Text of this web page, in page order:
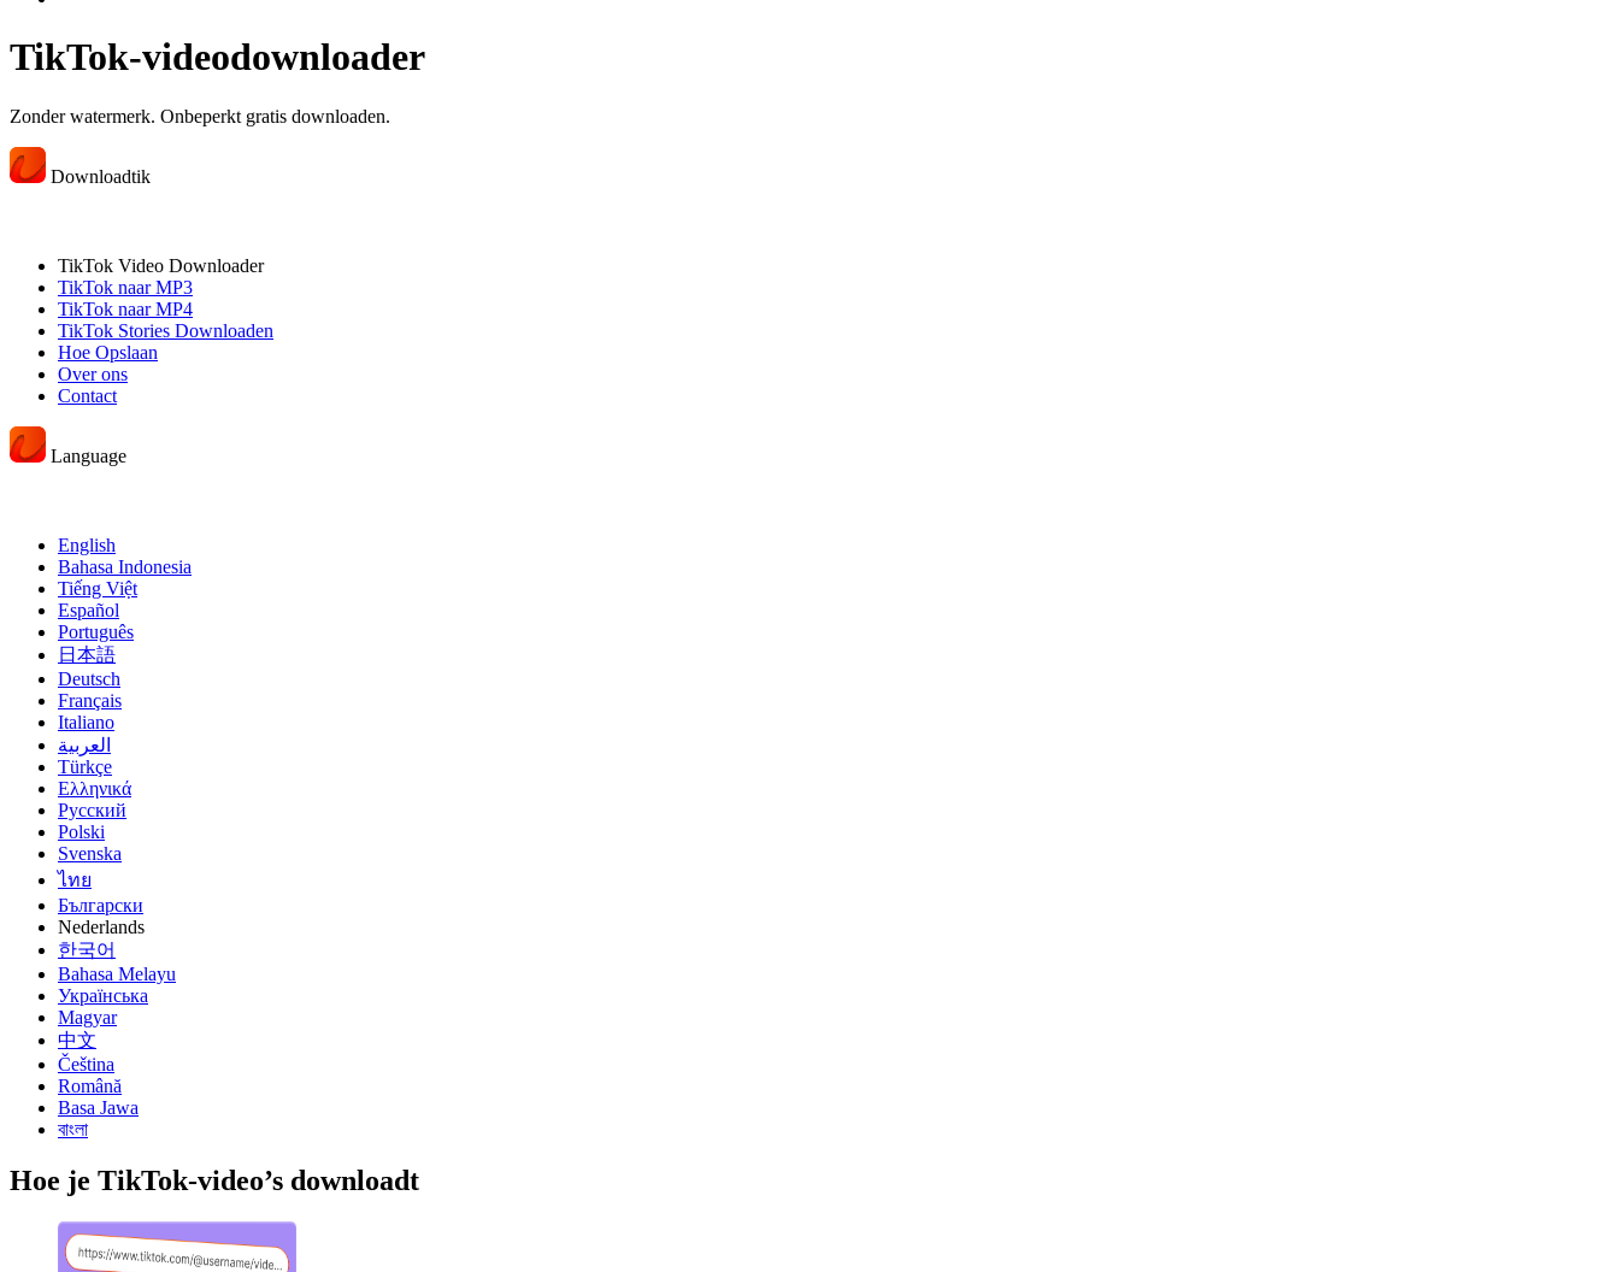
TikTok-videodownloader
Zonder watermerk. Onbeperkt gratis downloaden.
Downloadtik
TikTok Video Downloader
TikTok naar MP3
TikTok naar MP4
TikTok Stories Downloaden
Hoe Opslaan
Over ons
Contact
Language
English
Bahasa Indonesia
Tiếng Việt
Español
Português
日本語
Deutsch
Français
Italiano
العربية
Türkçe
Ελληνικά
Русский
Polski
Svenska
ไทย
Български
Nederlands
한국어
Bahasa Melayu
Українська
Magyar
中文
Čeština
Română
Basa Jawa
বাংলা
Hoe je TikTok-video’s downloadt